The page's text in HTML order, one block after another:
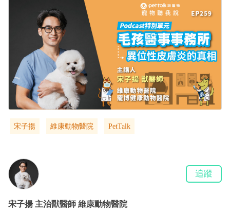
宋子揚 維康動物醫院 PetTalk
宋子揚 主治獸醫師 維康動物醫院
追蹤